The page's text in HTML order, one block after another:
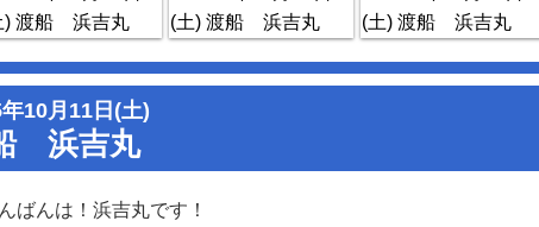
10月11日(土)
浜吉丸
ばんは！浜吉丸です！